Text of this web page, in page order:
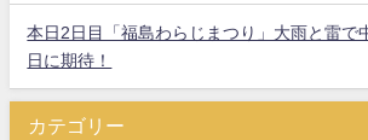
本日2日目「福島わらじまつり」大雨と雷で
日に期待！
カテゴリー